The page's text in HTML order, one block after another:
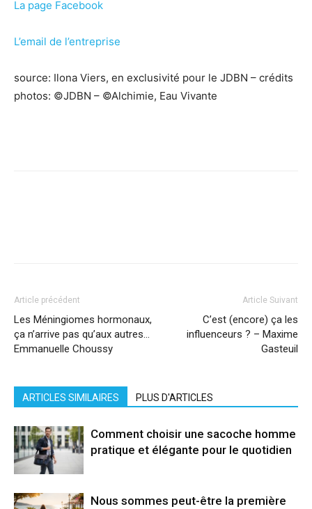
La page Facebook
L’email de l’entreprise
source: Ilona Viers, en exclusivité pour le JDBN – crédits
photos: ©JDBN – ©Alchimie, Eau Vivante
Article précédent
Les Méningiomes hormonaux,
ça n’arrive pas qu’aux autres…
Emmanuelle Choussy
Article Suivant
C’est (encore) ça les
influenceurs ? – Maxime
Gasteuil
ARTICLES SIMILAIRES PLUS D'ARTICLES
Comment choisir une sacoche homme
pratique et élégante pour le quotidien
Nous sommes peut-être la première